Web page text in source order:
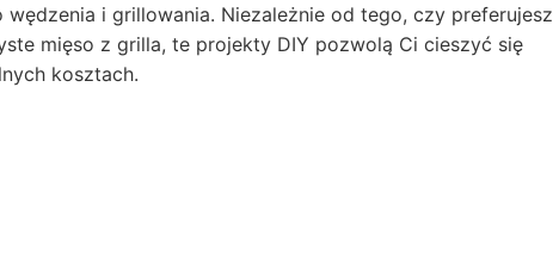
i grillowania. Niezależnie od tego, czy preferujesz
mięso z grilla, te projekty DIY pozwolą Ci cieszyć się
kosztach.